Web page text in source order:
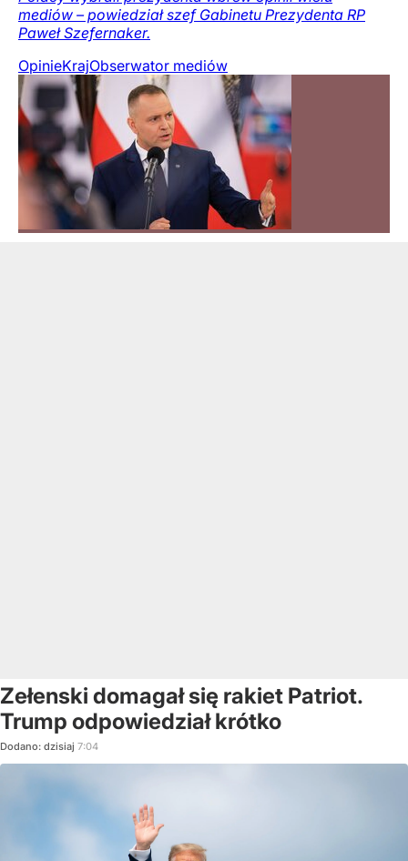
mediów – powiedział szef Gabinetu Prezydenta RP
Paweł Szefernaker.
OpinieKrajObserwator mediów
Zełenski domagał się rakiet Patriot.
Trump odpowiedział krótko
Dodano: dzisiaj 7:04